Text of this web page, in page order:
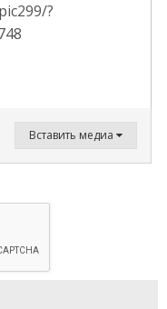
?
Вставить медиа